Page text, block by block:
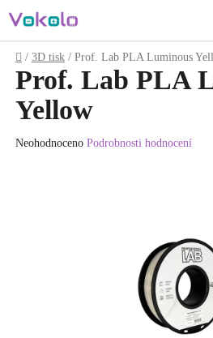
na
obsah
Domů
/ 3D tisk / Prof. Lab PLA Luminous
Prof. Lab PLA
Yellow
Průměrné
Neohodnoceno Podrobnosti hodnocení